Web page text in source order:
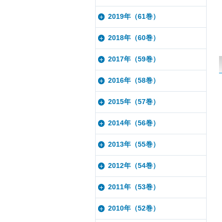
2019年（61巻）
2018年（60巻）
2017年（59巻）
2016年（58巻）
2015年（57巻）
2014年（56巻）
2013年（55巻）
2012年（54巻）
2011年（53巻）
2010年（52巻）